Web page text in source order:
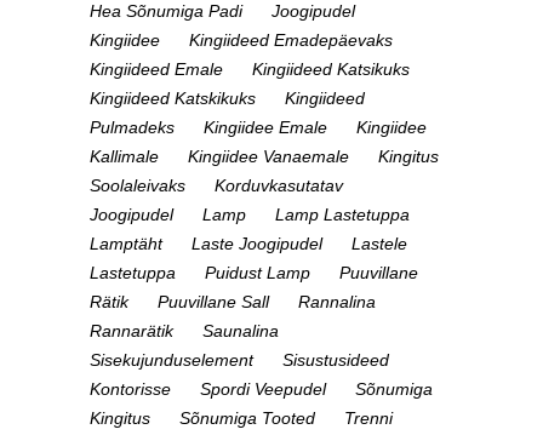
Hea Sõnumiga Padi
Joogipudel
Kingiidee
Kingiideed Emadepäevaks
Kingiideed Emale
Kingiideed Katsikuks
Kingiideed Katskikuks
Kingiideed
Pulmadeks
Kingiidee Emale
Kingiidee
Kallimale
Kingiidee Vanaemale
Kingitus
Soolaleivaks
Korduvkasutatav
Joogipudel
Lamp
Lamp Lastetuppa
Lamptäht
Laste Joogipudel
Lastele
Lastetuppa
Puidust Lamp
Puuvillane
Rätik
Puuvillane Sall
Rannalina
Rannarätik
Saunalina
Sisekujunduselement
Sisustusideed
Kontorisse
Spordi Veepudel
Sõnumiga
Kingitus
Sõnumiga Tooted
Trenni